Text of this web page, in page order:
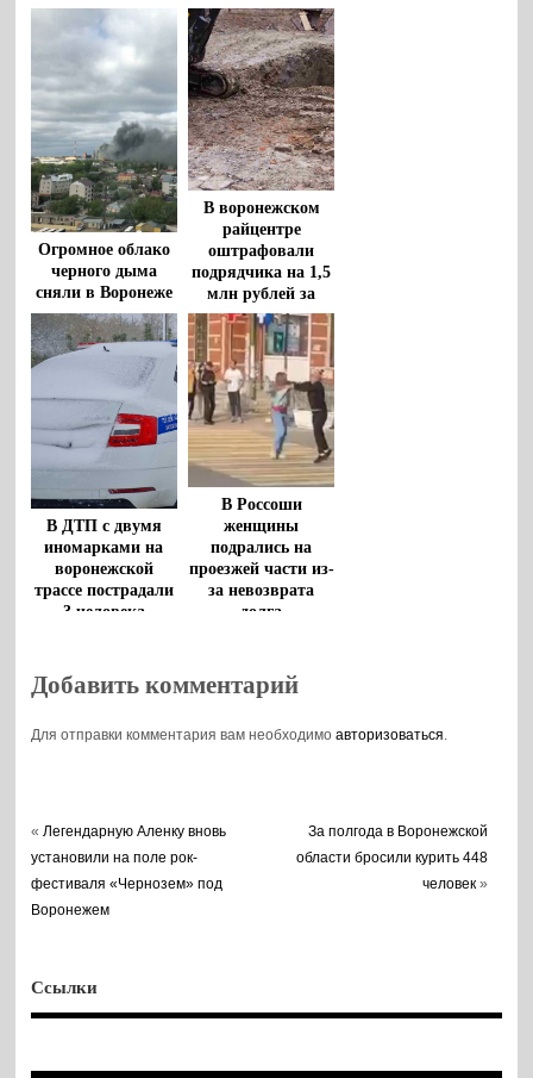
Огромное облако
черного дыма
сняли в Воронеже
В воронежском
райцентре
оштрафовали
подрядчика на 1,5
млн рублей за
срыв сроков
благоустройства
площади
В ДТП с двумя
иномарками на
воронежской
трассе пострадали
3 человека
В Россоши
женщины
подрались на
проезжей части из-
за невозврата
долга
Добавить комментарий
Для отправки комментария вам необходимоавторизоваться
« Легендарную Аленку вновь
установили на поле рок-
фестиваля «Чернозем» под
Воронежем
За полгода в Воронежской
области бросили курить 448
человек »
Ссылки